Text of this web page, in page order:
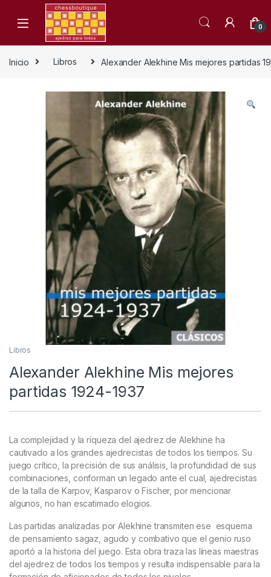
Skip to navigation
Skip to content
0
Inicio Libros Alexander Alekhine Mis mejores partidas
Libros
Alexander Alekhine Mis mejores
partidas 1924-1937
La complejidad y la riqueza del ajedrez de Alekhine ha
cautivado a los grandes ajedrecistas de todos los tiempos. Su
juego crítico, la precisión de sus análisis, la profundidad de sus
combinaciones, conforman un legado ante el cual, ajedrecistas
de la talla de Karpov, Kasparov o Fischer, por mencionar
algunos, no han escatimado elogios.
Las partidas analizadas por Alekhine transmiten ese esquema
de pensamiento sagaz, agudo y combativo que el genio ruso
aportó a la historia del juego. Esta obra traza las líneas maestras
del ajedrez de todos los tiempos y resulta indispensable para la